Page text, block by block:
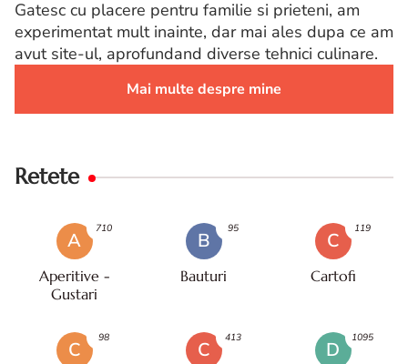
Gatesc cu placere pentru familie si prieteni, am
experimentat mult inainte, dar mai ales dupa ce am
avut site-ul, aprofundand diverse tehnici culinare.
Mai multe despre mine
Retete
A
Aperitive -
Gustari
710
B
Bauturi
95
C
Cartofi
119
C
98
C
413
D
1095